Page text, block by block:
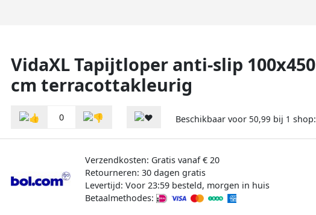
VidaXL Tapijtloper anti-slip 100x450
cm terracottakleurig
0 Beschikbaar voor 50,99 bij 1 shop:
Verzendkosten: Gratis vanaf € 20
Retourneren: 30 dagen gratis
Levertijd: Voor 23:59 besteld, morgen in huis
Betaalmethodes: